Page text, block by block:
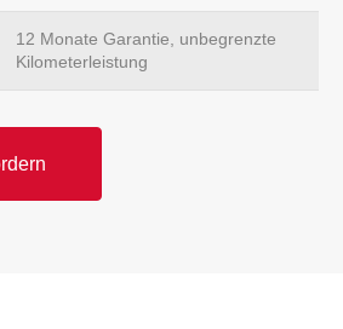
12 Monate Garantie, unbegrenzte
Kilometerleistung